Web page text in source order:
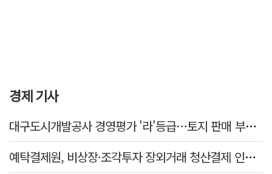
경제 기사
대구도시개발공사 경영평가 '라'등급…토지 판매 부진에 1년 만에 두 단계 '뚝'
예탁결제원, 비상장·조각투자 장외거래 청산결제 인프라 구축 착수…연내 가동